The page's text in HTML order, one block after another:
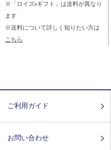
※「ロイズeギフト」は送料が異なり
ます
※送料について詳しく知りたい方は
こちら
ご利用ガイド
お問い合わせ